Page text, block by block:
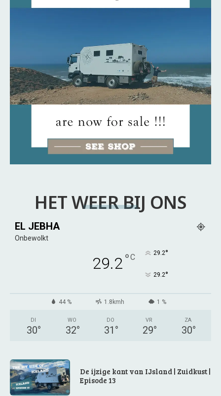
HET WEER BIJ ONS
EL JEBHA
Onbewolkt
29.2°C 29.2°
29.2°
44 % 1.8kmh 1 %
DI
30°
WO
32°
DO
31 °
VR
29°
ZA
30°
De ijzige kant van IJsland | Zuidkust |
Episode 13